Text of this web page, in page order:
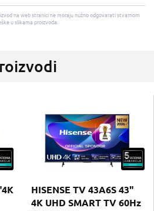
na web stranici ne moraju nužno odgovarati stvarnom
u slikama proizvoda.
HISENSE TV 43A6S 43"
4K UHD SMART TV 60Hz